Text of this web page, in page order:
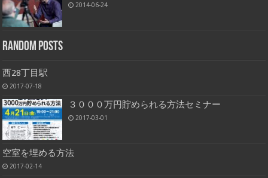
2014-06-24
Random Posts
西28丁目駅
2017-07-18
３０００万円貯められる方法セミナー
2017-03-01
空室を埋める方法
2017-02-14